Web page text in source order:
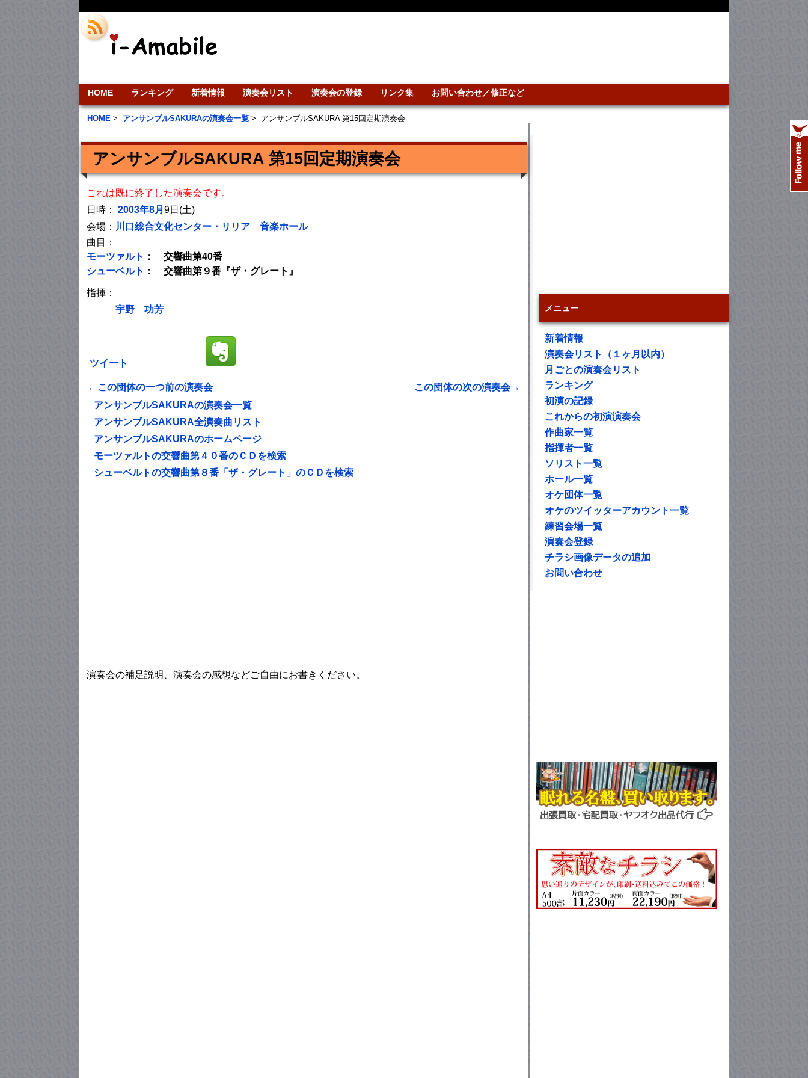
HOME ランキング 新着情報 演奏会リスト 演奏会の登録 リンク集 お問い合わせ／修正など
HOME > アンサンブルSAKURAの演奏会一覧 > アンサンブルSAKURA 第15回定期演奏会
アンサンブルSAKURA 第15回定期演奏会
これは既に終了した演奏会です。
日時： 2003年8月 9日(土)
会場： 川口総合文化センター・リリア 音楽ホール
曲目：
モーツァルト ： 交響曲第40番
シューベルト ： 交響曲第９番『ザ・グレート』
指揮：
宇野 功芳
ツイート
←この団体の一つ前の演奏会
この団体の次の演奏会→
アンサンブルSAKURAの演奏会一覧
アンサンブルSAKURA全演奏曲リスト
アンサンブルSAKURAのホームページ
モーツァルトの交響曲第４０番のＣＤを検索
シューベルトの交響曲第８番「ザ・グレート」のＣＤを検索
演奏会の補足説明、演奏会の感想などご自由にお書きください。
メニュー
新着情報
演奏会リスト（１ヶ月以内）
月ごとの演奏会リスト
ランキング
初演の記録
これからの初演演奏会
作曲家一覧
指揮者一覧
ソリスト一覧
ホール一覧
オケ団体一覧
オケのツイッターアカウント一覧
練習会場一覧
演奏会登録
チラシ画像データの追加
お問い合わせ